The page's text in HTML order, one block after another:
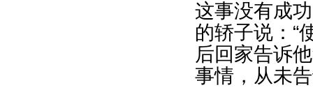
这事没有成
的轿子说：“
后回家告诉
事情，从未